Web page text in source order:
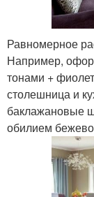
Равномерное
Например,
тонами +
столешница и
баклажановые
обилием